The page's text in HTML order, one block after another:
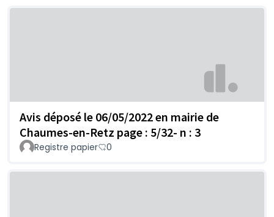
Avis déposé le 06/05/2022 en mairie de
Chaumes-en-Retz page : 5/32- n : 3
Registre papier 0